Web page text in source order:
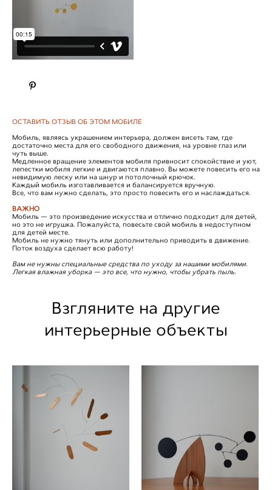
ОСТАВИТЬ ОТЗЫВ ОБ ЭТОМ МОБИЛЕ
Мобиль, являясь украшением интерьера, должен висеть там, где
достаточно места для его свободного движения, на уровне глаз или
чуть выше.
Медленное вращение элементов мобиля привносит спокойствие и уют,
лепестки мобиля легкие и двигаются плавно. Вы можете повесить его на
невидимую леску или на шнур и потолочный крючок.
Каждый мобиль изготавливается и балансируется вручную.
Все, что вам нужно сделать, это просто повесить его и наслаждаться.
ВАЖНО
Мобиль — это произведение искусства и отлично подходит для детей,
но это не игрушка. Пожалуйста, повесьте свой мобиль в недоступном
для детей месте.
Мобиль не нужно тянуть или дополнительно приводить в движение.
Поток воздуха сделает всю работу!
Вам не нужны специальные средства по уходу за нашими мобилями.
Легкая влажная уборка — это все, что нужно, чтобы убрать пыль.
Взгляните на другие
интерьерные объекты